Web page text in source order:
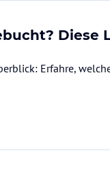
Diese
Erfahre,